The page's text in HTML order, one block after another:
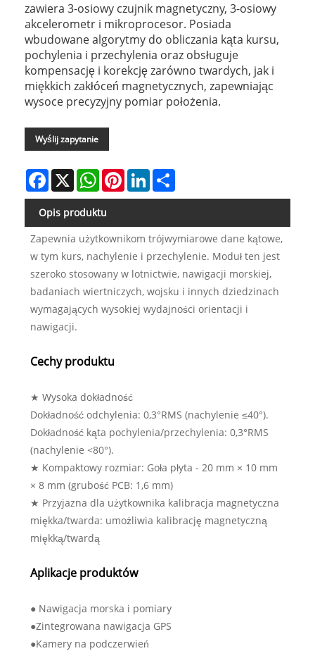
zawiera 3-osiowy czujnik magnetyczny, 3-osiowy
akcelerometr i mikroprocesor. Posiada
wbudowane algorytmy do obliczania kąta kursu,
pochylenia i przechylenia oraz obsługuje
kompensację i korekcję zarówno twardych, jak i
miękkich zakłóceń magnetycznych, zapewniając
wysoce precyzyjny pomiar położenia.
Wyślij zapytanie
Facebook
X WhatsAppPinterestLinkedIn
Opis produktu
Zapewnia użytkownikom trójwymiarowe dane kątowe,
w tym kurs, nachylenie i przechylenie. Moduł ten jest
szeroko stosowany w lotnictwie, nawigacji morskiej,
badaniach wiertniczych, wojsku i innych dziedzinach
wymagających wysokiej wydajności orientacji i
nawigacji.
Cechy produktu
★ Wysoka dokładność
Dokładność odchylenia: 0,3°RMS (nachylenie ≤40°).
Dokładność kąta pochylenia/przechylenia: 0,3°RMS
(nachylenie <80°).
★ Kompaktowy rozmiar: Goła płyta - 20 mm × 10 mm
× 8 mm (grubość PCB: 1,6 mm)
★ Przyjazna dla użytkownika kalibracja magnetyczna
miękka/twarda: umożliwia kalibrację magnetyczną
miękką/twardą
Aplikacje produktów
● Nawigacja morska i pomiary
●Zintegrowana nawigacja GPS
●Kamery na podczerwień